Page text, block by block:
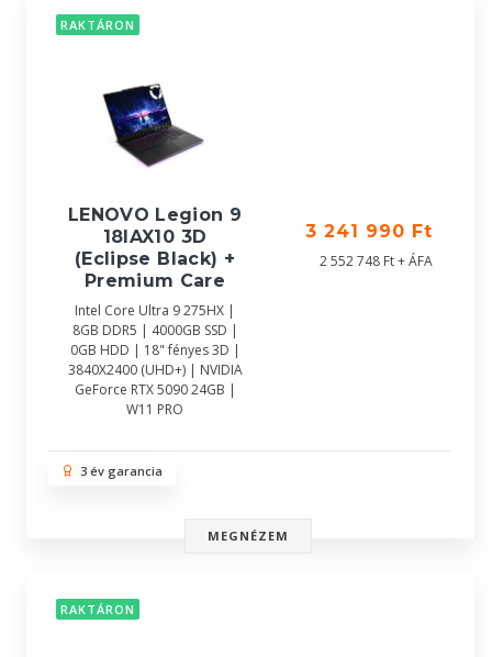
RAKTÁRON
LENOVO Legion 9
18IAX10 3D
(Eclipse Black) +
Premium Care
Intel Core Ultra 9 275HX |
8GB DDR5 | 4000GB SSD |
0GB HDD | 18" fényes 3D |
3840X2400 (UHD+) | NVIDIA
GeForce RTX 5090 24GB |
W11 PRO
3 241 990 Ft
2 552 748 Ft + ÁFA
3 év garancia
MEGNÉZEM
RAKTÁRON